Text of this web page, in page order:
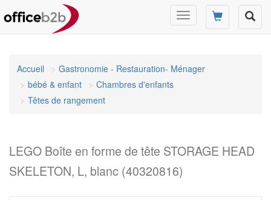
Changer
mode
Accueil
Gastronomie - Restauration- Ménager
bébé & enfant
Chambres d'enfants
Têtes de rangement
LEGO Boîte en forme de tête STORAGE HEAD
SKELETON, L, blanc (40320816)